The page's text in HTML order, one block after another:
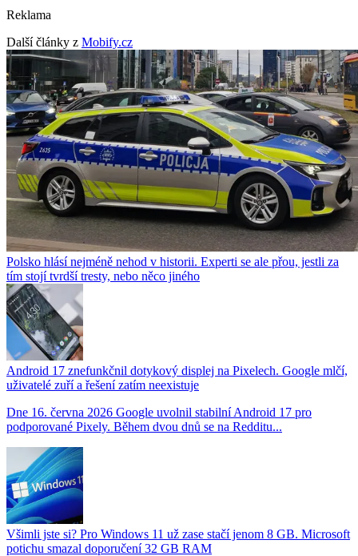
Reklama
Další články z Mobify.cz
Polsko hlásí nejméně nehod v historii. Experti se ale přou, jestli za
tím stojí tvrdší tresty, nebo něco jiného
Android 17 znefunkčnil dotykový displej na Pixelech. Google mlčí,
uživatelé zuří a řešení zatím neexistuje
Dne 16. června 2026 Google uvolnil stabilní Android 17 pro
podporované Pixely. Během dvou dnů se na Redditu...
Všimli jste si? Pro Windows 11 už zase stačí jenom 8 GB. Microsoft
potichu smazal doporučení 32 GB RAM